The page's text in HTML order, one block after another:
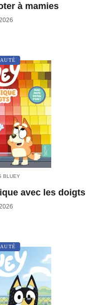
à mamies
BLUEY
avec les doigts